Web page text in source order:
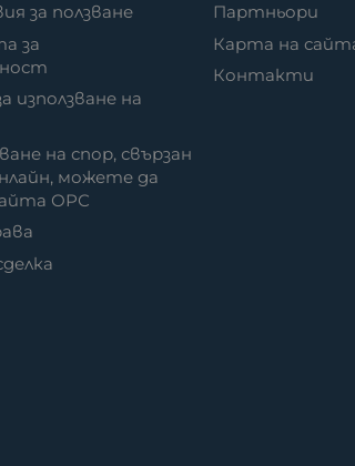
за ползване
за
използване на
на спор, свързан
можете да
ОРС
Партньори
Карта на
Контакти